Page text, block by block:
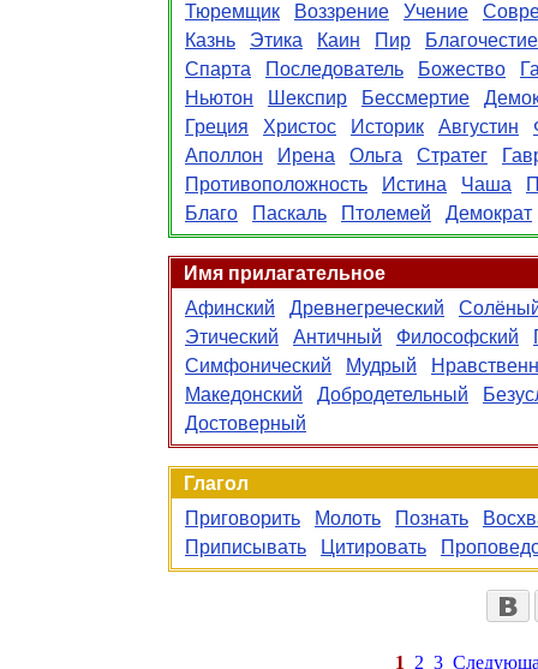
Тюремщик
Воззрение Учение
Казнь
Этика Каин Пир
Благочестие
Спарта
Последователь Божество
Ньютон
Шекспир Бессмертие
Греция
Христос Историк Августин
Аполлон
Ирена Ольга Стратег
Противоположность
Истина Чаша
Благо
Паскаль Птолемей Демократ
Имя прилагательное
Афинский
Древнегреческий
Этический
Античный Философский
Симфонический
Мудрый
Македонский
Добродетельный
Достоверный
Глагол
Приговорить
Молоть Познать
Приписывать
Цитировать
1 2 3